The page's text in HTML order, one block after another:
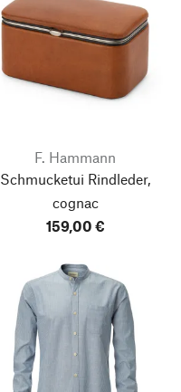
F. Hammann
Schmucketui Rindleder,
cognac
159,00 €